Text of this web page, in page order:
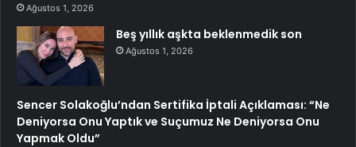
Ağustos 1, 2026
Beş yıllık aşkta beklenmedik son
Ağustos 1, 2026
Sencer Solakoğlu’ndan Sertifika İptali Açıklaması: “Ne
Deniyorsa Onu Yaptık ve Suçumuz Ne Deniyorsa Onu
Yapmak Oldu”